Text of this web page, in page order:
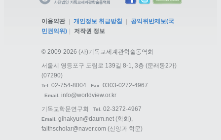
이용약관 개인정보 취급방침
공익위반제보(국
민권익위)
저작권 정보
© 2009-2026 (사)기독교세계관학술동역회
서울시 영등포구 도림로 139길 8-1, 3층 (문래동2가)
(07290)
Tel. 02-754-8004 Fax. 0303-0272-4967
Email.
info@worldview.or.kr
기독교학문연구회
Tel. 02-3272-4967
Email. gihakyun@daum.net (학회),
faithscholar@naver.com (신앙과 학문)